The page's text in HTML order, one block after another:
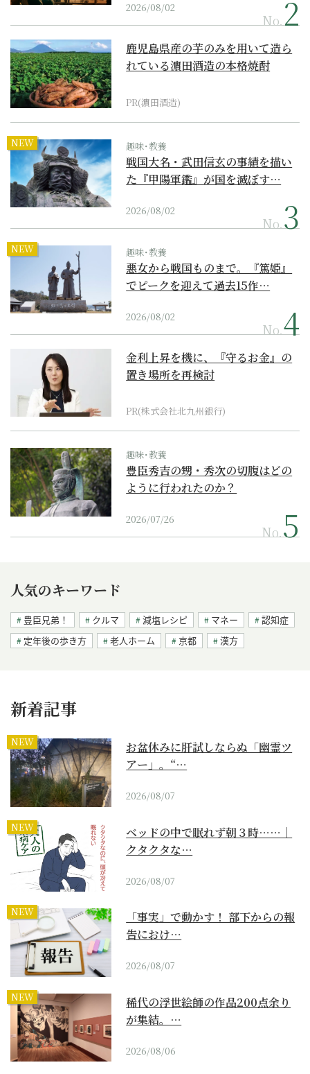
2026/08/02
No.
鹿児島県産の芋のみを用いて造ら
れている濵田酒造の本格焼酎
PR(濵田酒造)
NEW 趣味･教養
戦国大名・武田信玄の事績を描い
た『甲陽軍鑑』が国を滅ぼす…
2026/08/02
No.
NEW 趣味･教養
悪女から戦国ものまで。『篤姫』
でピークを迎えて過去15作…
2026/08/02
No.
金利上昇を機に、『守るお金』の
置き場所を再検討
PR(株式会社北九州銀行)
趣味･教養
豊臣秀吉の甥・秀次の切腹はどの
ように行われたのか？
2026/07/26
No.
人気のキーワード
豊臣兄弟！ クルマ 減塩レシピ マネー
認知症
定年後の歩き方
老人ホーム 京都 漢方
新着記事
NEW
お盆休みに肝試しならぬ「幽霊ツ
アー」。“…
2026/08/07
NEW
ベッドの中で眠れず朝３時……｜
クタクタな…
2026/08/07
NEW
「事実」で動かす！ 部下からの報
告におけ…
2026/08/07
NEW
稀代の浮世絵師の作品200点余り
が集結。…
2026/08/06